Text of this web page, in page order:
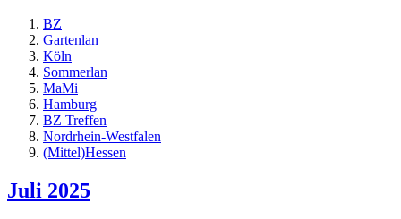
BZ
Gartenlan
Köln
Sommerlan
MaMi
Hamburg
BZ Treffen
Nordrhein-Westfalen
(Mittel)Hessen
Juli 2025